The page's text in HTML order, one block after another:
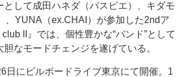
として成田ハネダ（パスピエ）、キダモ
、YUNA（ex.CHAI）が参加した2ndア
II』では、個性豊かな“バンド”として
なモードチェンジを遂げている。
にビルボードライブ東京にて開催。1